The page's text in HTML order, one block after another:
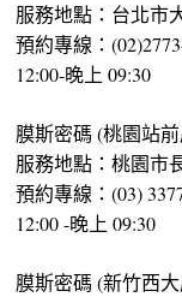
服務地點：台北市
預約專線：
12:00-晚上 09:30
膜斯密碼 (桃園站
服務地點：桃園市
預約專線：(03)
12:00 -晚上 09:30
膜斯密碼 (新竹西